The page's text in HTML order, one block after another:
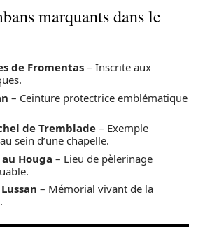
marquants dans le
de Fromentas – Inscrite aux
– Ceinture protectrice emblématique
de Tremblade – Exemple
sein d’une chapelle.
Houga – Lieu de pèlerinage
– Mémorial vivant de la